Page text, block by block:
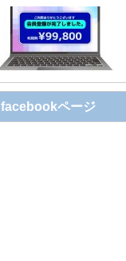
facebookページ